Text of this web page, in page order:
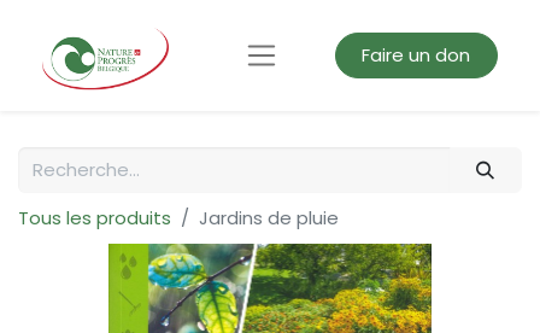
Faire un don
Tous les produits Jardins de pluie